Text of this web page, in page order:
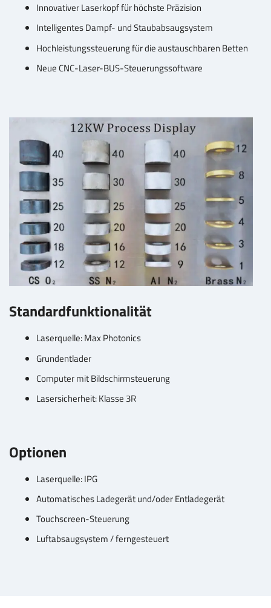
Innovativer Laserkopf für höchste Präzision
Intelligentes Dampf- und Staubabsaugsystem
Hochleistungssteuerung für die austauschbaren Betten
Neue CNC-Laser-BUS-Steuerungssoftware
Standardfunktionalität
Laserquelle: Max Photonics
Grundentlader
Computer mit Bildschirmsteuerung
Lasersicherheit: Klasse 3R
Optionen
Laserquelle: IPG
Automatisches Ladegerät und/oder Entladegerät
Touchscreen-Steuerung
Luftabsaugsystem / ferngesteuert